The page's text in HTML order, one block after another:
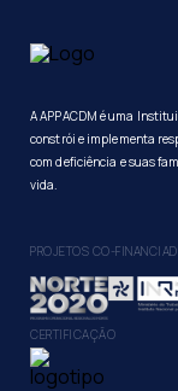
A APPACDM é uma
constrói e implementa
com deficiência e suas
vida.
PROJETOS CO-
CERTIFICAÇÃO